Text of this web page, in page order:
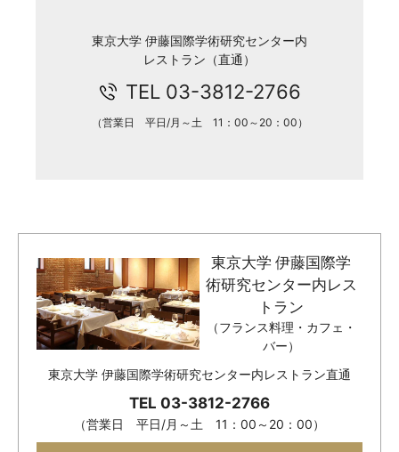
東京大学 伊藤国際学術研究センター内
レストラン（直通）
TEL 03-3812-2766
（営業日 平日/月～土 11：00～20：00）
東京大学 伊藤国際学
術研究センター内レス
トラン
（フランス料理・カフェ・
バー）
東京大学 伊藤国際学術研究センター内レストラン直通
TEL 03-3812-2766
（営業日 平日/月～土 11：00～20：00）